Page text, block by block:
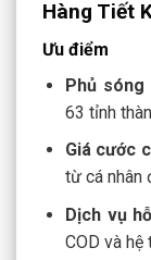
Hàng Tiết
Ưu điểm
Phủ sóng
63 tỉnh
Giá cước
từ cá nhân
Dịch vụ
COD và